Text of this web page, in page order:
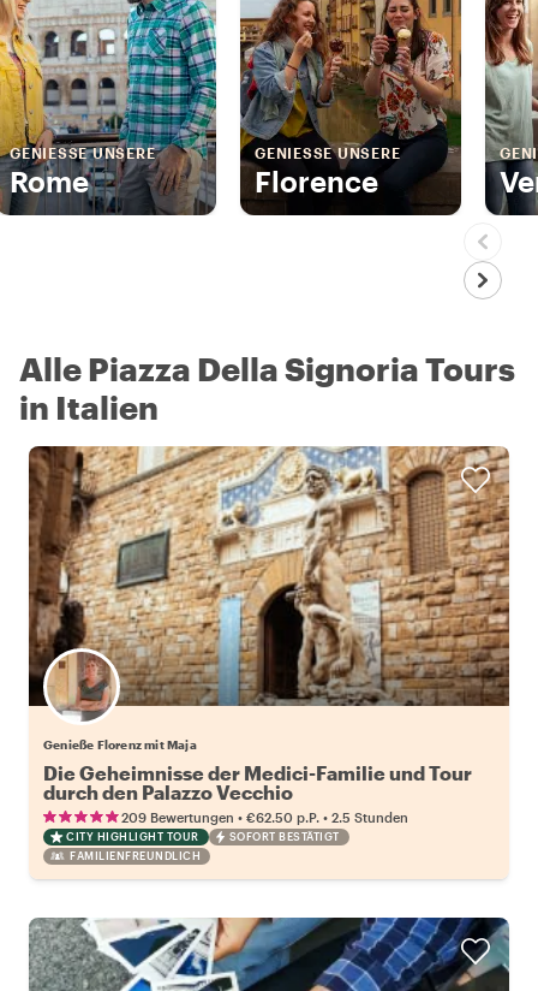
GENIESSE UNSERE
Rome
GENIESSE UNSERE
Florence
Alle Piazza Della Signoria Tours
in Italien
Genieße Florenz mit Maja
Die Geheimnisse der Medici-Familie und Tour
durch den Palazzo Vecchio
209 Bewertungen • €62.50 p.P. • 2.5 Stunden
CITY HIGHLIGHT TOUR
SOFORT BESTÄTIGT
FAMILIENFREUNDLICH